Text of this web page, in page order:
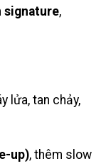
signature,
lửa, tan chảy,
up), thêm slow